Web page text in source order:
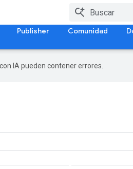
Publisher Comunidad
IA pueden contener errores.